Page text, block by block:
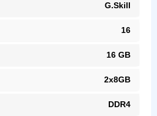
G.Skill
16
16 GB
2x8GB
DDR4